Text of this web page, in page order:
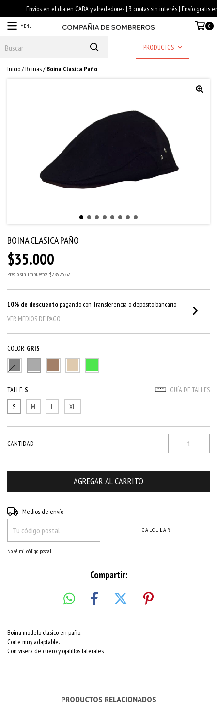
MENÚ 0
PRODUCTOS
Inicio/Boinas/ Boina Clasica Paño
BOINA CLASICA PAÑO
$35.000
Precio sin impuestos $28.925,62
10% de descuentopagando con Transferencia o depósito bancario
VER MEDIOS DE PAGO
COLOR: GRIS
TALLE: S
GUÍA DE TALLES
S
M L XL
CANTIDAD
Entregas para el CP:
Medios de envío
CALCULAR
No sé mi código postal
Compartir:
Boina modelo clasico en paño.
Corte muy adaptable.
Con visera de cuero y ojalillos laterales
PRODUCTOS RELACIONADOS